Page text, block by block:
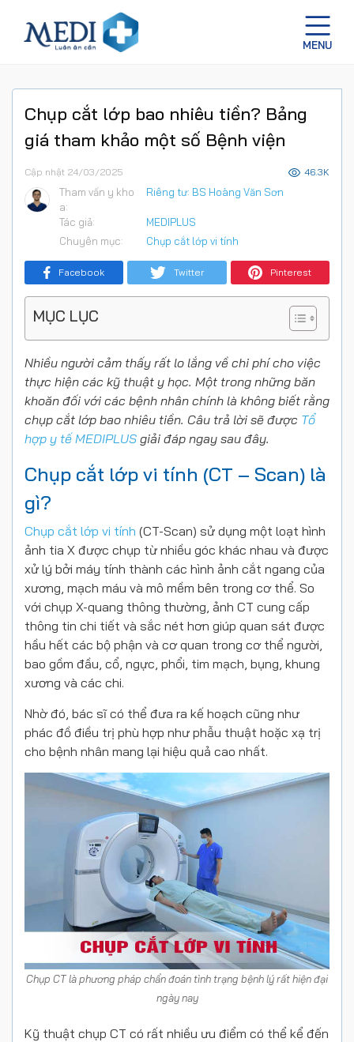
Chụp cắt lớp bao nhiêu tiền? Bảng
giá tham khảo một số Bệnh viện
Cập nhật 24/03/2025 46.3K
Tham vấn y kho
a:
Riêng tư: BS Hoàng Văn Sơn
Tác giả:
MEDIPLUS
Chuyên mục:
Chụp cắt lớp vi tính
Facebook Twitter Pinterest
MỤC LỤC
Nhiều người cảm thấy rất lo lắng về chi phí cho việc
thực hiện các kỹ thuật y học. Một trong những băn
khoăn đối với các bệnh nhân chính là không biết rằng
chụp cắt lớp bao nhiêu tiền. Câu trả lời sẽ được Tổ
hợp y tế MEDIPLUS giải đáp ngay sau đây.
Chụp cắt lớp vi tính (CT – Scan) là
gì?
Chụp cắt lớp vi tính (CT-Scan) sử dụng một loạt hình
ảnh tia X được chụp từ nhiều góc khác nhau và được
xử lý bởi máy tính thành các hình ảnh cắt ngang của
xương, mạch máu và mô mềm bên trong cơ thể. So
với chụp X-quang thông thường, ảnh CT cung cấp
thông tin chi tiết và sắc nét hơn giúp quan sát được
hầu hết các bộ phận và cơ quan trong cơ thể người,
bao gồm đầu, cổ, ngực, phổi, tim mạch, bụng, khung
xương và các chi.
Nhờ đó, bác sĩ có thể đưa ra kế hoạch cũng như
phác đồ điều trị phù hợp như phẫu thuật hoặc xạ trị
cho bệnh nhân mang lại hiệu quả cao nhất.
Chụp CT là phương pháp chẩn đoán tình trạng bệnh lý rất hiện đại
ngày nay
Kỹ thuật chụp CT có rất nhiều ưu điểm có thể kể đến